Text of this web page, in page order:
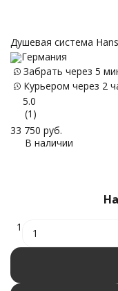
Душевая система
Германия
Забрать через 5
Курьером через 2
5.0
(1)
33 750 руб.
В наличии
1